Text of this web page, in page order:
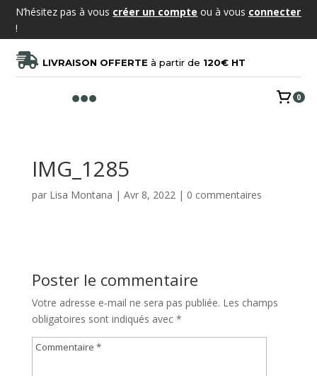
N’hésitez pas à vous créer un compte ou à vous connecter
!
 LIVRAISON OFFERTE à partir de 120€ HT
 0
IMG_1285
par Lisa Montana | Avr 8, 2022| 0 commentaires
Poster le commentaire
Votre adresse e-mail ne sera pas publiée. Les champs
obligatoires sont indiqués avec *